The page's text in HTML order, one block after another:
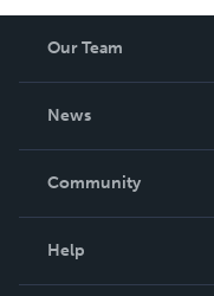
Our Team
News
In The News
Community
Help